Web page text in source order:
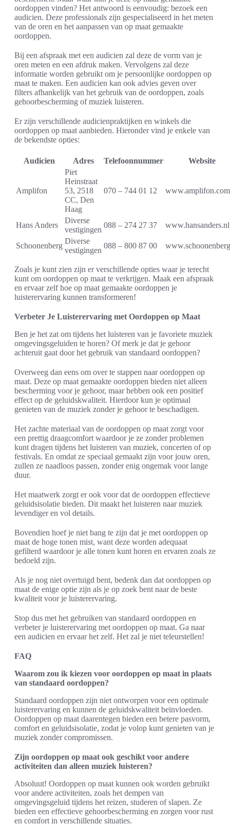
oordoppen vinden? Het antwoord is eenvoudig: bezoek een
audicien. Deze professionals zijn gespecialiseerd in het meten
van de oren en het aanpassen van op maat gemaakte
oordoppen.
Bij een afspraak met een audicien zal deze de vorm van je
oren meten en een afdruk maken. Vervolgens zal deze
informatie worden gebruikt om je persoonlijke oordoppen op
maat te maken. Een audicien kan ook advies geven over
filters afhankelijk van het gebruik van de oordoppen, zoals
gehoorbescherming of muziek luisteren.
Er zijn verschillende audicienpraktijken en winkels die
oordoppen op maat aanbieden. Hieronder vind je enkele van
de bekendste opties:
Audicien Adres Telefoonnummer Website
Amplifon
Piet
Heinstraat
53, 2518
CC, Den
Haag
070 – 744 01 12
Hans Anders
Diverse
vestigingen
088 – 274 27 37 www.hansanders.nl
Schoonenberg
Diverse
vestigingen
088 – 800 87 00
Zoals je kunt zien zijn er verschillende opties waar je terecht
kunt om oordoppen op maat te verkrijgen. Maak een afspraak
en ervaar zelf hoe op maat gemaakte oordoppen je
luisterervaring kunnen transformeren!
Verbeter Je Luisterervaring met Oordoppen op Maat
Ben je het zat om tijdens het luisteren van je favoriete muziek
omgevingsgeluiden te horen? Of merk je dat je gehoor
achteruit gaat door het gebruik van standaard oordoppen?
Overweeg dan eens om over te stappen naar oordoppen op
maat. Deze op maat gemaakte oordoppen bieden niet alleen
bescherming voor je gehoor, maar hebben ook een positief
effect op de geluidskwaliteit. Hierdoor kun je optimaal
genieten van de muziek zonder je gehoor te beschadigen.
Het zachte materiaal van de oordoppen op maat zorgt voor
een prettig draagcomfort waardoor je ze zonder problemen
kunt dragen tijdens het luisteren van muziek, concerten of op
festivals. En omdat ze speciaal gemaakt zijn voor jouw oren,
zullen ze naadloos passen, zonder enig ongemak voor lange
duur.
Het maatwerk zorgt er ook voor dat de oordoppen effectieve
geluidsisolatie bieden. Dit maakt het luisteren naar muziek
levendiger en vol details.
Bovendien hoef je niet bang te zijn dat je met oordoppen op
maat de hoge tonen mist, want deze worden adequaat
gefilterd waardoor je alle tonen kunt horen en ervaren zoals ze
bedoeld zijn.
Als je nog niet overtuigd bent, bedenk dan dat oordoppen op
maat de enige optie zijn als je op zoek bent naar de beste
kwaliteit voor je luisterervaring.
Stop dus met het gebruiken van standaard oordoppen en
verbeter je luisterervaring met oordoppen op maat. Ga naar
een audicien en ervaar het zelf. Het zal je niet teleurstellen!
FAQ
Waarom zou ik kiezen voor oordoppen op maat in plaats
van standaard oordoppen?
Standaard oordoppen zijn niet ontworpen voor een optimale
luisterervaring en kunnen de geluidskwaliteit beïnvloeden.
Oordoppen op maat daarentegen bieden een betere pasvorm,
comfort en geluidsisolatie, zodat je volop kunt genieten van je
muziek zonder compromissen.
Zijn oordoppen op maat ook geschikt voor andere
activiteiten dan alleen muziek luisteren?
Absoluut! Oordoppen op maat kunnen ook worden gebruikt
voor andere activiteiten, zoals het dempen van
omgevingsgeluid tijdens het reizen, studeren of slapen. Ze
bieden een effectieve gehoorbescherming en zorgen voor rust
en comfort in verschillende situaties.